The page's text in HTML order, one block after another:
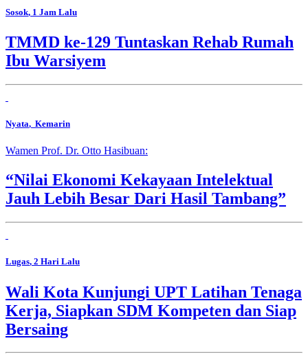
Sosok, 1 Jam Lalu
TMMD ke-129 Tuntaskan Rehab Rumah
Ibu Warsiyem
Nyata, Kemarin
Wamen Prof. Dr. Otto Hasibuan:
“Nilai Ekonomi Kekayaan Intelektual
Jauh Lebih Besar Dari Hasil Tambang”
Lugas, 2 Hari Lalu
Wali Kota Kunjungi UPT Latihan Tenaga
Kerja, Siapkan SDM Kompeten dan Siap
Bersaing